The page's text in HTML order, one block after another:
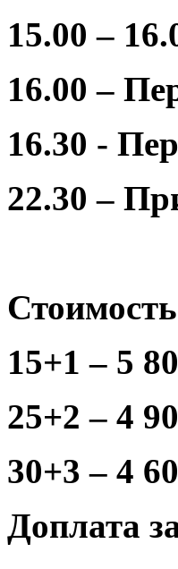
15.00 –
16.00 –
16.30 -
22.30 –
15+1 – 5
25+2 – 4
30+3 – 4
Доплата